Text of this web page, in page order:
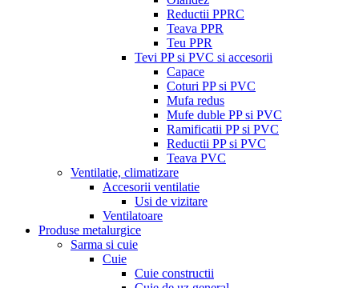
Reductii PPRC
Teava PPR
Teu PPR
Tevi PP si PVC si accesorii
Capace
Coturi PP si PVC
Mufa redus
Mufe duble PP si PVC
Ramificatii PP si PVC
Reductii PP si PVC
Teava PVC
Ventilatie, climatizare
Accesorii ventilatie
Usi de vizitare
Ventilatoare
Produse metalurgice
Sarma si cuie
Cuie
Cuie constructii